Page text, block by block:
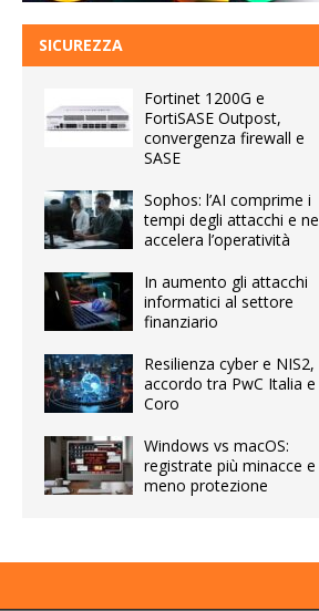
SICUREZZA
Fortinet 1200G e
FortiSASE Outpost,
convergenza firewall e
SASE
Sophos: l’AI comprime i
tempi degli attacchi e ne
accelera l’operatività
In aumento gli attacchi
informatici al settore
finanziario
Resilienza cyber e NIS2,
accordo tra PwC Italia e
Coro
Windows vs macOS:
registrate più minacce e
meno protezione